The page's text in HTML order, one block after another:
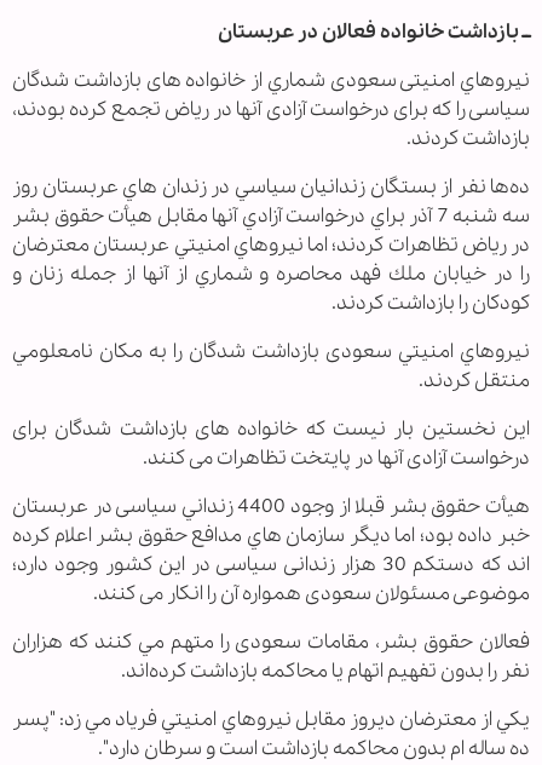
ــ بازداشت خانواده فعالان در عربستان
نيروهاي امنیتی سعودی شماري از خانواده های بازداشت شدگان
سیاسی را که برای درخواست آزادی آنها در ریاض تجمع کرده بودند،
بازداشت کردند.
دهها نفر از بستگان زندانيان سياسي در زندان هاي عربستان روز
سه شنبه 7 آذر براي درخواست آزادي آنها مقابل هیأت حقوق بشر
در رياض تظاهرات كردند؛ اما نيروهاي امنيتي عربستان معترضان
را در خيابان ملك فهد محاصره و شماري از آنها از جمله زنان و
كودكان را بازداشت كردند.
نيروهاي امنيتي سعودی بازداشت شدگان را به مكان نامعلومي
منتقل کردند.
اين نخستین بار نیست که خانواده های بازداشت شدگان برای
درخواست آزادی آنها در پایتخت تظاهرات می کنند.
هیأت حقوق بشر قبلا از وجود 4400 زنداني سیاسی در عربستان
خبر داده بود؛ اما ديگر سازمان هاي مدافع حقوق بشر اعلام كرده
اند كه دستكم 30 هزار زندانی سیاسی در این کشور وجود دارد؛
موضوعی مسئولان سعودی همواره آن را انکار می کنند.
فعالان حقوق بشر، مقامات سعودی را متهم مي كنند كه هزاران
نفر را بدون تفهیم اتهام يا محاكمه بازداشت كرده‌اند.
يكي از معترضان دیروز مقابل نيروهاي امنيتي فرياد مي زد: "پسر
ده ساله ام بدون محاكمه بازداشت است و سرطان دارد".